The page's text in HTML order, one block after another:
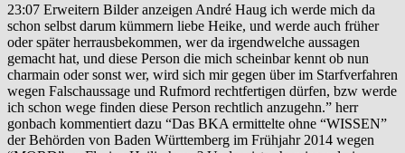
23:07 Erweitern Bilder anzeigen André Haug ich werde mich da
schon selbst darum kümmern liebe Heike, und werde auch früher
oder später herrausbekommen, wer da irgendwelche aussagen
gemacht hat, und diese Person die mich scheinbar kennt ob nun
charmain oder sonst wer, wird sich mir gegen über im Starfverfahren
wegen Falschaussage und Rufmord rechtfertigen dürfen, bzw werde
ich schon wege finden diese Person rechtlich anzugehn.” herr
gonbach kommentiert dazu “Das BKA ermittelte ohne “WISSEN”
der Behörden von Baden Württemberg im Frühjahr 2014 wegen